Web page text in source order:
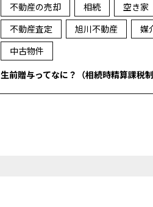
不動産の売却 相続
空き家
不動産査定
旭川不動産
媒
中古物件
生前贈与ってなに？（相続時精算課税制